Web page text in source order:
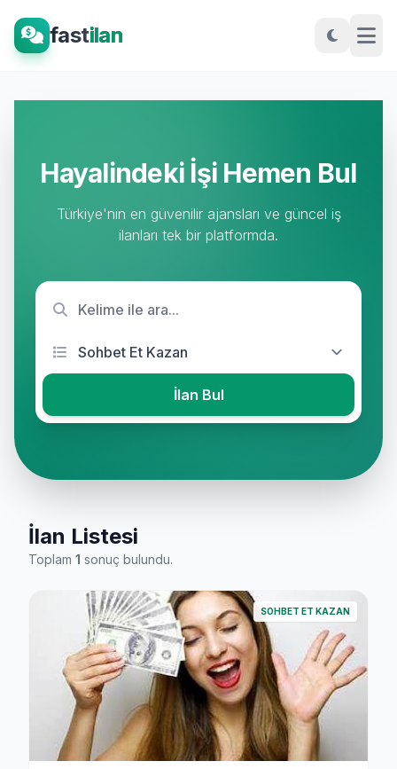
fastilan
Hayalindeki İşi Hemen Bul
Türkiye'nin en güvenilir ajansları ve güncel iş
ilanları tek bir platformda.
İlan Bul
İlan Listesi
Toplam 1 sonuç bulundu.
SOHBET ET KAZAN